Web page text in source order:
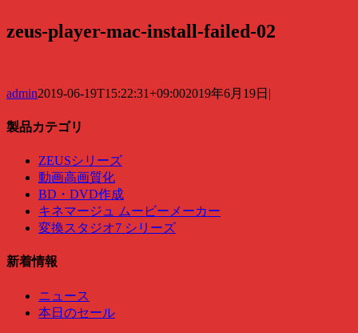
zeus-player-mac-install-failed-02
admin2019-06-19T15:22:31+09:002019年6月19日 |
製品カテゴリ
ZEUSシリーズ
動画高画質化
BD・DVD作成
キネマージュ ムービーメーカー
変換スタジオ7 シリーズ
新着情報
ニュース
本日のセール